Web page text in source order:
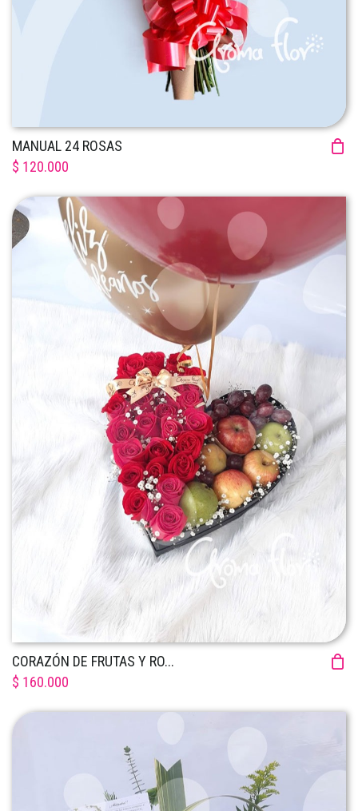
MANUAL 24 ROSAS
$ 120.000
CORAZÓN DE FRUTAS Y RO...
$ 160.000